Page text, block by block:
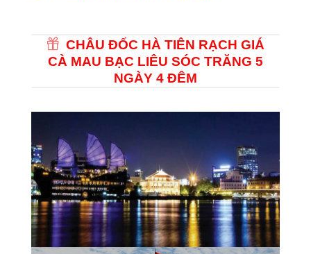
CHÂU ĐỐC HÀ TIÊN RẠCH GIÁ
CÀ MAU BẠC LIÊU SÓC TRĂNG 5
NGÀY 4 ĐÊM